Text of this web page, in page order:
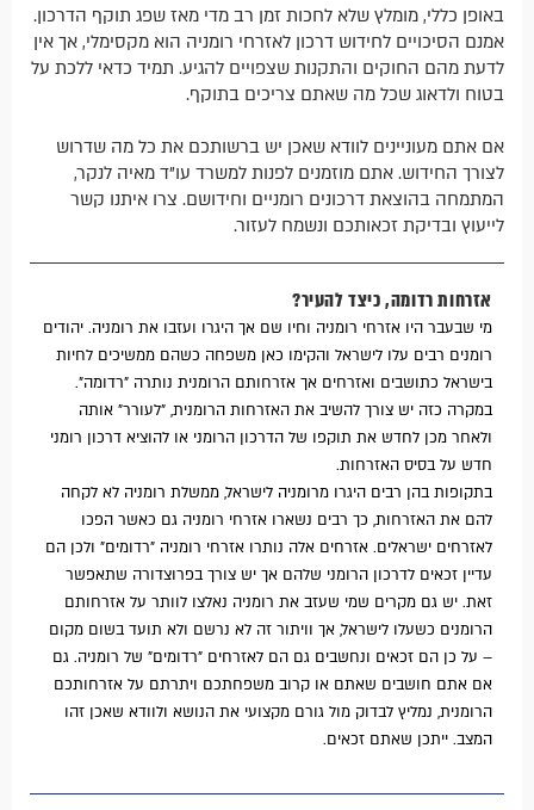
באופן כללי, מומלץ שלא לחכות זמן רב מדי מאז שפג תוקף הדרכון.
אמנם הסיכויים לחידוש דרכון לאזרחי רומניה הוא מקסימלי, אך אין
לדעת מהם החוקים והתקנות שצפויים להגיע. תמיד כדאי ללכת על
בטוח ולדאוג שכל מה שאתם צריכים בתוקף.
אם אתם מעוניינים לוודא שאכן יש ברשותכם את כל מה שדרוש
לצורך החידוש. אתם מוזמנים לפנות למשרד עו"ד מאיה לנקר,
המתמחה בהוצאת דרכונים רומניים וחידושם. צרו איתנו קשר
לייעוץ ובדיקת זכאותכם ונשמח לעזור.
אזרחות רדומה, כיצד להעיר?
מי שבעבר היו אזרחי רומניה וחיו שם אך היגרו ועזבו את רומניה. יהודים
רומנים רבים עלו לישראל והקימו כאן משפחה כשהם ממשיכים לחיות
בישראל כתושבים ואזרחים אך אזרחותם הרומנית נותרה "רדומה".
במקרה כזה יש צורך להשיב את האזרחות הרומנית, "לעורר" אותה
ולאחר מכן לחדש את תוקפו של הדרכון הרומני או להוציא דרכון רומני
חדש על בסיס האזרחות.
בתקופות בהן רבים היגרו מרומניה לישראל, ממשלת רומניה לא לקחה
להם את האזרחות, כך רבים נשארו אזרחי רומניה גם כאשר הפכו
לאזרחים ישראלים. אזרחים אלה נותרו אזרחי רומניה "רדומים" ולכן הם
עדיין זכאים לדרכון הרומני שלהם אך יש צורך בפרוצדורה שתאפשר
זאת. יש גם מקרים שמי שעזב את רומניה נאלצו לוותר על אזרחותם
הרומנים כשעלו לישראל, אך וויתור זה לא נרשם ולא תועד בשום מקום
– על כן הם זכאים ונחשבים גם הם לאזרחים "רדומים" של רומניה. גם
אם אתם חושבים שאתם או קרוב משפחתכם ויתרתם על אזרחותכם
הרומנית, נמליץ לבדוק מול גורם מקצועי את הנושא ולוודא שאכן זהו
המצב. ייתכן שאתם זכאים.